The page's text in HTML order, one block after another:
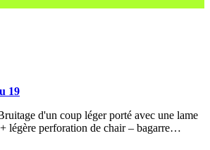
19
d'un coup léger porté avec une lame
légère perforation de chair – bagarre…